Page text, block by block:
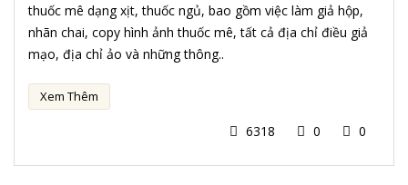
thuốc mê dạng xịt, thuốc ngủ, bao gồm việc làm giả hộp,
nhãn chai, copy hình ảnh thuốc mê, tất cả địa chỉ điều giả
mạo, địa chỉ ảo và những thông..
Xem Thêm
6318 0 0